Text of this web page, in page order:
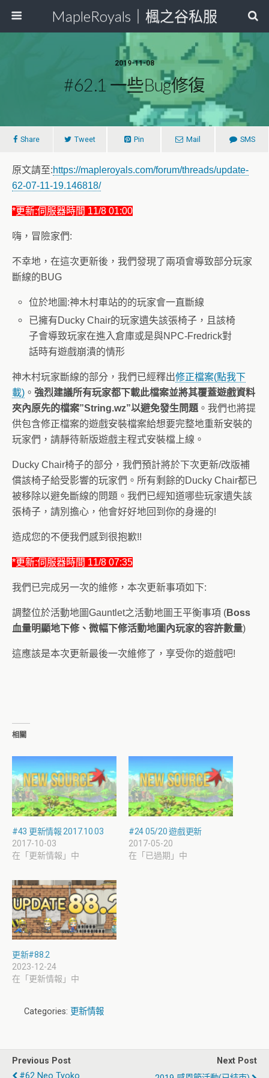
MapleRoyals｜楓之谷私服
2019-11-08
#62.1 一些Bug修復
Share Tweet Pin Mail SMS
原文請至:https://mapleroyals.com/forum/threads/update-
62-07-11-19.146818/
*更新:伺服器時間 11/8 01:00
嗨，冒險家們:
不幸地，在這次更新後，我們發現了兩項會導致部分玩家
斷線的BUG
位於地圖:神木村車站的的玩家會一直斷線
已擁有Ducky Chair的玩家遺失該張椅子，且該椅
子會導致玩家在進入倉庫或是與NPC-Fredrick對
話時有遊戲崩潰的情形
神木村玩家斷線的部分，我們已經釋出修正檔案(點我下
載) 。 強烈建議所有玩家都下載此檔案並將其覆蓋遊戲資料
夾內原先的檔案”String.wz”以避免發生問題 。我們也將提
供包含修正檔案的遊戲安裝檔案給想要完整地重新安裝的
玩家們，請靜待新版遊戲主程式安裝檔上線。
Ducky Chair椅子的部分，我們預計將於下次更新/改版補
償該椅子給受影響的玩家們。所有剩餘的Ducky Chair都已
被移除以避免斷線的問題。我們已經知道哪些玩家遺失該
張椅子，請別擔心，他會好好地回到你的身邊的!
造成您的不便我們感到很抱歉!!
*更新:伺服器時間 11/8 07:35
我們已完成另一次的維修，本次更新事項如下:
調整位於活動地圖Gauntlet之活動地圖王平衡事項 (Boss
血量明顯地下修、微幅下修活動地圖內玩家的容許數量)
這應該是本次更新最後一次維修了，享受你的遊戲吧!
相關
#43 更新情報 2017.10.03
2017-10-03
在「更新情報」中
#24 05/20 遊戲更新
2017-05-20
在「已過期」中
更新#88.2
2023-12-24
在「更新情報」中
Categories: 更新情報
Previous Post
#62 Neo Tyoko
Next Post